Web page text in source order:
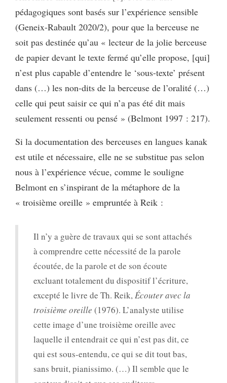
pédagogiques sont basés sur l’expérience sensible
(Geneix-Rabault 2020/2), pour que la berceuse ne
soit pas destinée qu’au « lecteur de la jolie berceuse
de papier devant le texte fermé qu’elle propose, [qui]
n’est plus capable d’entendre le ‘sous-texte’ présent
dans (…) les non-dits de la berceuse de l’oralité (…)
celle qui peut saisir ce qui n’a pas été dit mais
seulement ressenti ou pensé » (Belmont 1997 : 217).
Si la documentation des berceuses en langues kanak
est utile et nécessaire, elle ne se substitue pas selon
nous à l’expérience vécue, comme le souligne
Belmont en s’inspirant de la métaphore de la
« troisième oreille » empruntée à Reik :
Il n’y a guère de travaux qui se sont attachés
à comprendre cette nécessité de la parole
écoutée, de la parole et de son écoute
excluant totalement du dispositif l’écriture,
excepté le livre de Th. Reik, Écouter avec la
troisième oreille (1976). L’analyste utilise
cette image d’une troisième oreille avec
laquelle il entendrait ce qui n’est pas dit, ce
qui est sous-entendu, ce qui se dit tout bas,
sans bruit, pianissimo. (…) Il semble que le